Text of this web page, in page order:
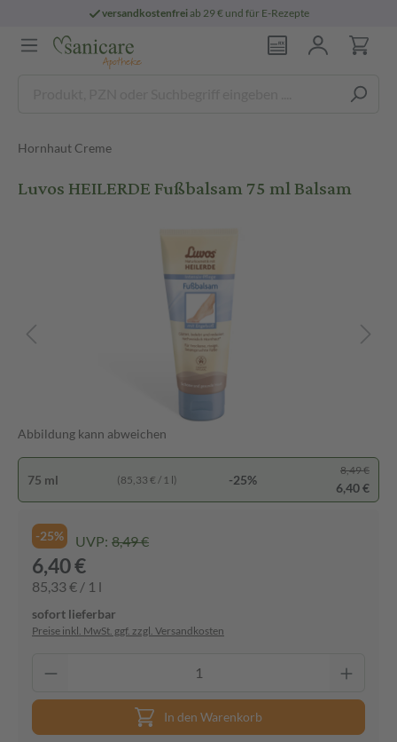
versandkostenfreiab 29 € und für E-Rezepte
Hornhaut Creme
Luvos HEILERDE Fußbalsam 75 ml Balsam
Abbildung kann abweichen
75 ml (85,33 € / 1 l) -25%
8,49 €
6,40 €
-25% UVP: 8,49 €
6,40 €
85,33 € / 1 l
sofort lieferbar
Preise inkl. MwSt. ggf. zzgl. Versandkosten
In den Warenkorb